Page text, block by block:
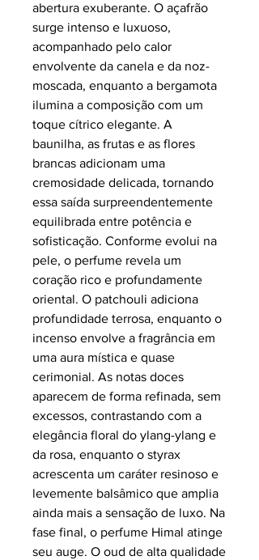
abertura exuberante. O açafrão
surge intenso e luxuoso,
acompanhado pelo calor
envolvente da canela e da noz-
moscada, enquanto a bergamota
ilumina a composição com um
toque cítrico elegante. A
baunilha, as frutas e as flores
brancas adicionam uma
cremosidade delicada, tornando
essa saída surpreendentemente
equilibrada entre potência e
sofisticação. Conforme evolui na
pele, o perfume revela um
coração rico e profundamente
oriental. O patchouli adiciona
profundidade terrosa, enquanto o
incenso envolve a fragrância em
uma aura mística e quase
cerimonial. As notas doces
aparecem de forma refinada, sem
excessos, contrastando com a
elegância floral do ylang-ylang e
da rosa, enquanto o styrax
acrescenta um caráter resinoso e
levemente balsâmico que amplia
ainda mais a sensação de luxo. Na
fase final, o perfume Himal atinge
seu auge. O oud de alta qualidade